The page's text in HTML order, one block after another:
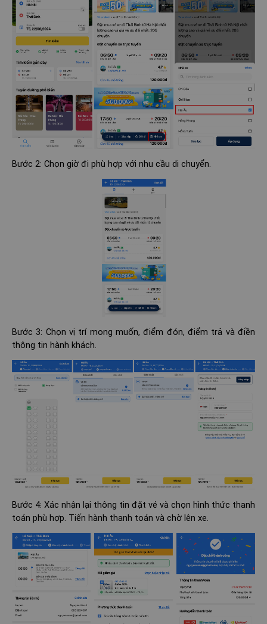
Bước 2: Chọn giờ đi phù hợp với nhu cầu di chuyển.
Bước 3: Chọn vị trí mong muốn, điểm đón, điểm trả và điền
thông tin hành khách.
Bước 4: Xác nhận lại thông tin đặt vé và chọn hình thức thanh
toán phù hợp. Tiến hành thanh toán và chờ lên xe.